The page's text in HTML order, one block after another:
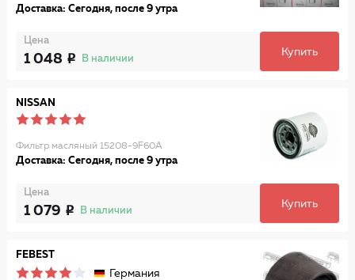
Доставка: Сегодня, после 9 утра
Цена
1 048 В наличии
Купить
NISSAN
Фильтр масляный 15208-9F60A
Доставка: Сегодня, после 9 утра
Цена
1 079 В наличии
Купить
FEBEST
Германия